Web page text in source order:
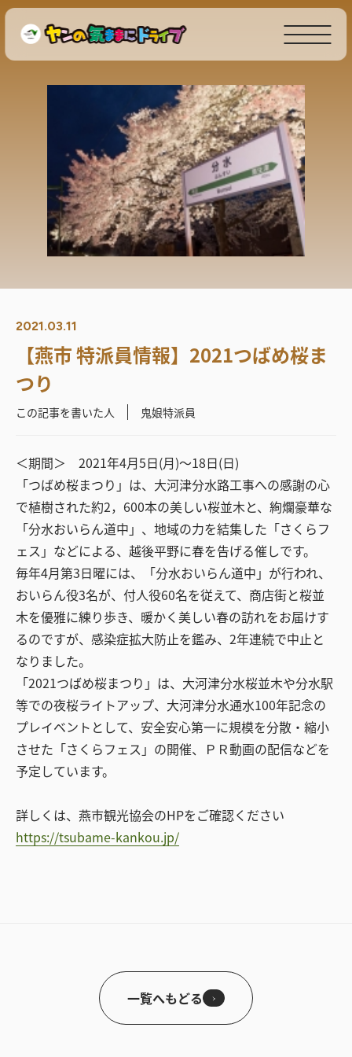
2021.03.11
【燕市 特派員情報】2021つばめ桜ま
つり
この記事を書いた人 鬼娘特派員
＜期間＞ 2021年4月5日(月)～18日(日)
「つばめ桜まつり」は、大河津分水路工事への感謝の心
で植樹された約2，600本の美しい桜並木と、絢爛豪華な
「分水おいらん道中」、地域の力を結集した「さくらフ
ェス」などによる、越後平野に春を告げる催しです。
毎年4月第3日曜には、「分水おいらん道中」が行われ、
おいらん役3名が、付人役60名を従えて、商店街と桜並
木を優雅に練り歩き、暖かく美しい春の訪れをお届けす
るのですが、感染症拡大防止を鑑み、2年連続で中止と
なりました。
「2021つばめ桜まつり」は、大河津分水桜並木や分水駅
等での夜桜ライトアップ、大河津分水通水100年記念の
プレイベントとして、安全安心第一に規模を分散・縮小
させた「さくらフェス」の開催、ＰＲ動画の配信などを
予定しています。
詳しくは、燕市観光協会のHPをご確認ください
https://tsubame-kankou.jp/
一覧へもどる